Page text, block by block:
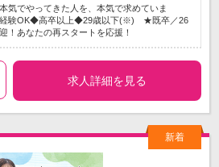
本気でやってきた人を、本気で求めていま
験OK◆高卒以上◆29歳以下(※) ★既卒／26
！あなたの再スタートを応援！
求人詳細を見る